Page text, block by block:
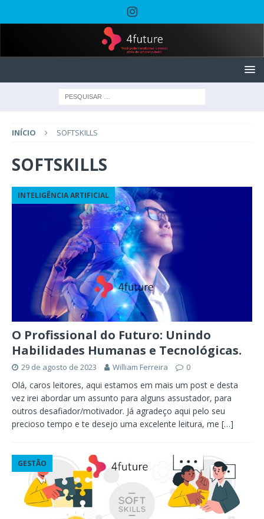
INÍCIO SOFTSKILLS
SOFTSKILLS
INTELIGÊNCIA ARTIFICIAL
O Profissional do Futuro: Unindo
Habilidades Humanas e Tecnológicas.
29 de agosto de 2023 William Ferreira 0
Olá, caros leitores, aqui estamos em mais um post e desta
vez irei abordar um assunto para alguns assustador, para
outros desafiador/motivador. Já agradeço aqui pelo seu
precioso tempo e te desejo uma excelente leitura, me […]
GESTÃO